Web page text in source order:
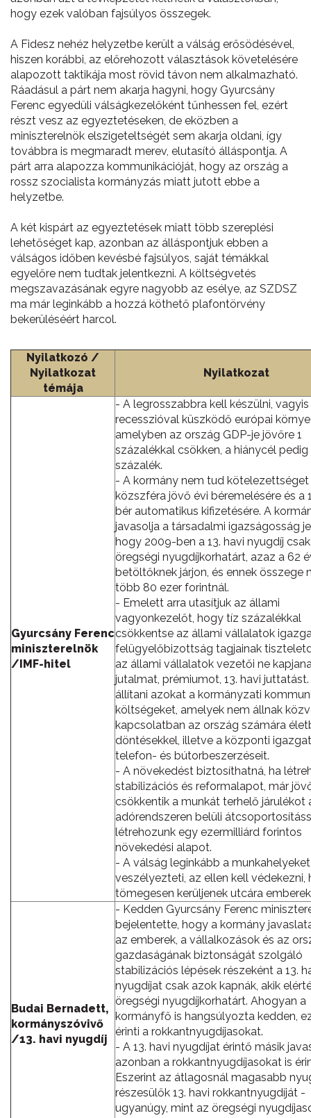
hogy ezek valóban fajsúlyos összegek.
A Fidesz nehéz helyzetbe került a válság erősödésével,
hiszen korábbi, az előrehozott választások követelésére
alapozott taktikája most rövid távon nem alkalmazható.
Ráadásul a párt nem akarja hagyni, hogy Gyurcsány
Ferenc egyedüli válságkezelőként tűnhessen fel, ezért
részt vesz az egyeztetéseken, de eközben a
miniszterelnök elszigeteltségét sem akarja oldani, így
továbbra is megmaradt merev, elutasító álláspontja. A
párt arra alapozza kommunikációját, hogy az ország a
rossz szocialista kormányzás miatt jutott ebbe a
helyzetbe.
A két kispárt az egyeztetések miatt több szereplési
lehetőséget kap, azonban az álláspontjuk ebben a
válságos időben kevésbé fajsúlyos, saját témákkal
egyelőre nem tudtak jelentkezni. A költségvetés
megszavazásának egyre nagyobb az esélye, az SZDSZ
ma már leginkább a hozzá köthető plafontörvény
bekerüléséért harcol.
Nyilatkozó /
Nyilatkozat
témája
Nyilatkozat
Gyurcsány Ferenc
miniszterelnök
/IMF-hitel
- A legrosszabbra kell készülni,
recesszióval küszködő európai
amelyben az ország GDP-je jövőre 1
százalékkal csökken, a hiánycél pedig
százalék.
- A kormány nem tud kötelezettséget
közszféra jövő évi béremelésére és a
bér automatikus kifizetésére. A
javasolja a társadalmi igazságosság
hogy 2009-ben a 13. havi nyugdíj
öregségi nyugdíjkorhatárt, azaz a 62
betöltőknek járjon, és ennek összege
több 80 ezer forintnál.
- Emelett arra utasítjuk az állami
vagyonkezelőt, hogy tíz százalékkal
csökkentse az állami vállalatok
felügyelőbizottság tagjainak
az állami vállalatok vezetői ne
jutalmat, prémiumot, 13. havi
állítani azokat a kormányzati
költségeket, amelyek nem állnak
kapcsolatban az ország számára
döntésekkel, illetve a központi
telefon- és bútorbeszerzéseit.
- A növekedést biztosíthatná, ha
stabilizációs és reformalapot, már
csökkentik a munkát terhelő járulékot
adórendszeren belüli
létrehozunk egy ezermilliárd forintos
növekedési alapot.
- A válság leginkább a munkahelyeket
veszélyezteti, az ellen kell védekezni,
tömegesen kerüljenek utcára
Budai Bernadett,
kormányszóvivő
/13. havi nyugdíj
- Kedden Gyurcsány Ferenc
bejelentette, hogy a kormány
az emberek, a vállalkozások és az
gazdaságának biztonságát szolgáló
stabilizációs lépések részeként a 13.
nyugdíjat csak azok kapnák, akik
öregségi nyugdíjkorhatárt. Ahogyan a
kormányfő is hangsúlyozta kedden,
érinti a rokkantnyugdíjasokat.
- A 13. havi nyugdíjat érintő másik
azonban a rokkantnyugdíjasokat is
Eszerint az átlagosnál magasabb
részesülők 13. havi rokkantnyugdíját -
ugyanúgy, mint az öregségi